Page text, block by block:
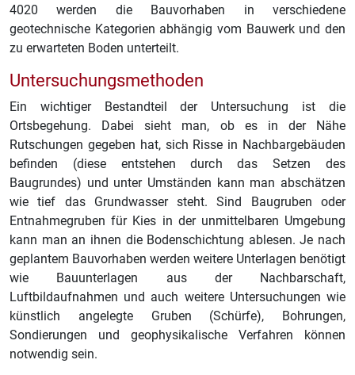
4020 werden die Bauvorhaben in verschiedene
geotechnische Kategorien abhängig vom Bauwerk und den
zu erwarteten Boden unterteilt.
Untersuchungsmethoden
Ein wichtiger Bestandteil der Untersuchung ist die
Ortsbegehung. Dabei sieht man, ob es in der Nähe
Rutschungen gegeben hat, sich Risse in Nachbargebäuden
befinden (diese entstehen durch das Setzen des
Baugrundes) und unter Umständen kann man abschätzen
wie tief das Grundwasser steht. Sind Baugruben oder
Entnahmegruben für Kies in der unmittelbaren Umgebung
kann man an ihnen die Bodenschichtung ablesen. Je nach
geplantem Bauvorhaben werden weitere Unterlagen benötigt
wie Bauunterlagen aus der Nachbarschaft,
Luftbildaufnahmen und auch weitere Untersuchungen wie
künstlich angelegte Gruben (Schürfe), Bohrungen,
Sondierungen und geophysikalische Verfahren können
notwendig sein.